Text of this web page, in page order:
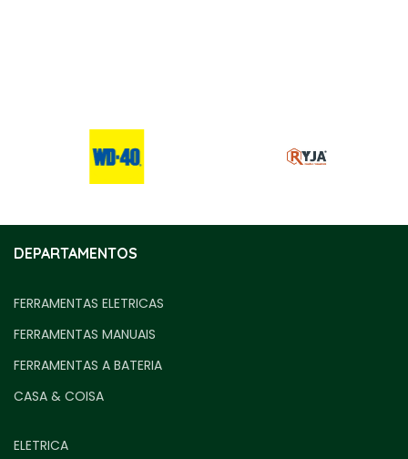
DEPARTAMENTOS
FERRAMENTAS ELETRICAS
FERRAMENTAS MANUAIS
FERRAMENTAS A BATERIA
CASA & COISA
ELETRICA